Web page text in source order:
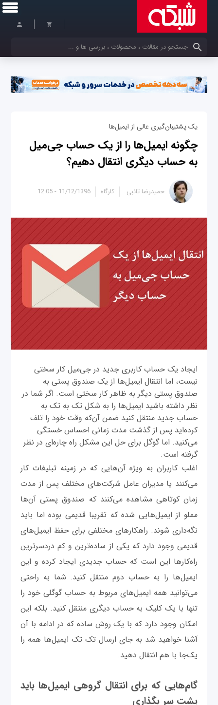
کلمات کلیدی خود را وارد کنید
یک پشتیبان‌گیری عالی از ایمیل‌ها
چگونه ایمیل‌ها را از یک حساب جی‌میل
به حساب دیگری انتقال دهیم؟
11/12/1396 - 12:05 حمیدرضا تائبی کارگاه
ایجاد یک حساب کاربری جدید در جی‌میل کار سختی
نیست، اما انتقال ایمیل‌ها از یک صندوق پستی به
صندوق پستی دیگر به ظاهر کار سختی است. اگر شما در
نظر داشته باشید ایمیل‌ها را به شکل تک به تک به
حساب جدید منتقل کنید ضمن آن‌که وقت خود را تلف
کرده‌اید پس از گذشت مدت زمانی احساس خستگی
می‌کنید. اما گوگل برای حل این مشکل راه چاره‌ای در نظر
گرفته است.
اغلب کاربران به ویژه آن‌هایی که در زمینه تبلیغات کار
می‌کنند یا مدیران عامل شرکت‌های مختلف پس از مدت
زمان کوتاهی مشاهده می‌کنند که صندوق پستی آن‌ها
مملو از ایمیل‌هایی شده که تقریبا قدیمی بوده اما باید
نگه‌داری شوند. راهکارهای مختلفی برای حفظ ایمیل‌های
قدیمی وجود دارد که یکی از ساده‌ترین و کم‌ دردسرترین
راه‌کارها این است که حساب جدیدی ایجاد کرده و این
ایمیل‌ها را به حساب دوم منتقل کنید. شما به راحتی
می‌توانید همه ایمیل‌های مربوط به حساب گوگلی خود را
تنها با یک کلیک به حساب دیگری منتقل کنید. بلکه این
امکان وجود دارد که با یک روش ساده که در ادامه با آن
آشنا خواهید شد به جای ارسال تک تک ایمیل‌ها همه را
یک‌جا با هم انتقال دهید.
گام‌هایی که برای انتقال گروهی ایمیل‌ها باید
پشت سر بگذاری